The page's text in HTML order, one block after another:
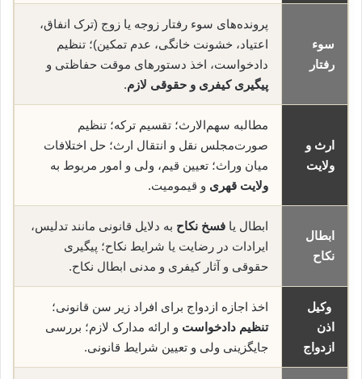
سوء
رفتار
پرونده‌های سوء رفتار زوجه یا زوج (ترک انفاق،
اعتیاد، خشونت خانگی، عدم تمکین)؛ تنظیم
دادخواست، اخذ دستورهای موقت حفاظتی و
پیگیری کیفری و حقوقی لازم.
ارث و
ولایت
مطالبه سهم‌الارث؛ تقسیم ترکه؛ تنظیم
صورت‌مجلس نقل و انتقال ارث؛ حل اختلافات
میان وراث؛ تعیین قیم، ولی و امور مربوط به
ولایت قهری و قیمومیت.
ابطال
نکاح
ابطال یا فسخ نکاح به دلایل قانونی مانند تدلیس،
ایرادات در رضایت یا شرایط نکاح؛ پیگیری
حقوقی و آثار کیفری و مدنی ابطال نکاح.
وکیل
اذن
ازدواج
اخذ اجازه ازدواج برای افراد زیر سن قانونی؛
تنظیم دادخواست و ارائه مدارک لازم؛ بررسی
جایگزینی ولی و تعیین شرایط قانونی.